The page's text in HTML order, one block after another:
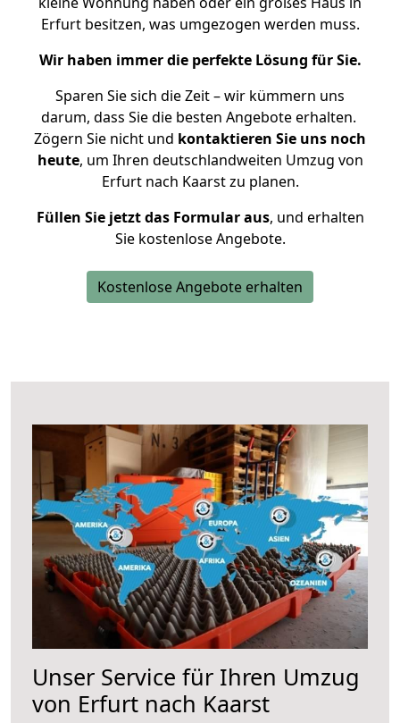
Erfurt besitzen, was umgezogen werden muss.
Wir haben immer die perfekte Lösung für Sie.
Sparen Sie sich die Zeit – wir kümmern uns
darum, dass Sie die besten Angebote erhalten.
Zögern Sie nicht und kontaktieren Sie uns noch
heute, um Ihren deutschlandweiten Umzug von
Erfurt nach Kaarst zu planen.
Füllen Sie jetzt das Formular aus, und erhalten
Sie kostenlose Angebote.
Kostenlose Angebote erhalten
Unser Service für Ihren Umzug
von Erfurt nach Kaarst